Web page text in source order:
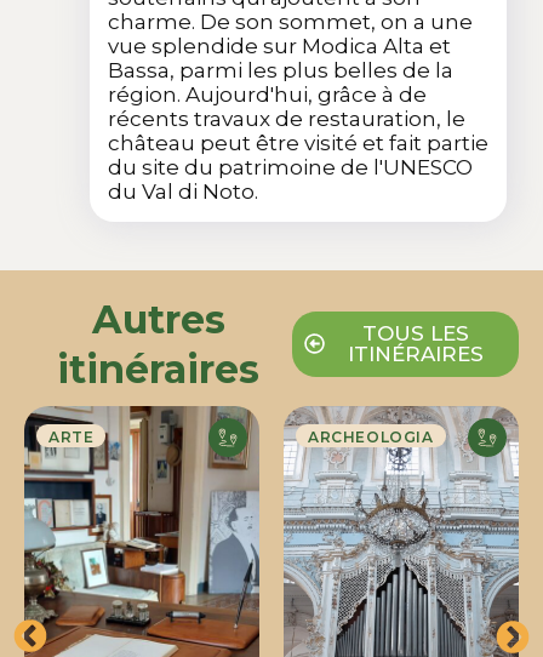
charme. De son sommet, on a une
vue splendide sur Modica Alta et
Bassa, parmi les plus belles de la
région. Aujourd'hui, grâce à de
récents travaux de restauration, le
château peut être visité et fait partie
du site du patrimoine de l'UNESCO
du Val di Noto.
Autres
itinéraires
TOUS LES
ITINÉRAIRES
ARTE ARCHEOLOGIA